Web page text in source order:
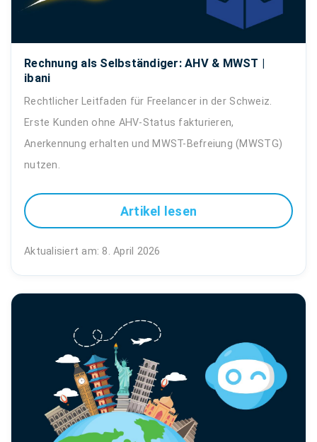
Rechnung als Selbständiger: AHV & MWST |
ibani
Rechtlicher Leitfaden für Freelancer in der Schweiz.
Erste Kunden ohne AHV-Status fakturieren,
Anerkennung erhalten und MWST-Befreiung (MWSTG)
nutzen.
Artikel lesen
Aktualisiert am: 8. April 2026